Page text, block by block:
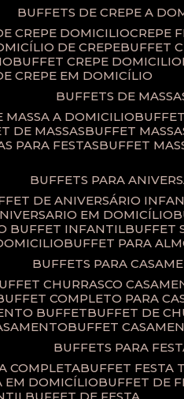
BUFFETS DE CREPE A
CREPE DOMICILIO
DE CREPE BUFFET
BUFFET CREPE DOMICILIO
CREPE EM DOMICÍLIO
BUFFETS DE
MASSA A DOMICILIO
DE MASSAS BUFFET
PARA FESTAS BUFFET
BUFFETS PARA
DE ANIVERSÁRIO
EM DOMICÍLIO
BUFFET INFANTIL
BUFFET PARA
BUFFETS PARA
BUFFET CHURRASCO
BUFFET COMPLETO PARA
BUFFET
BUFFET DE
BUFFET
BUFFETS PARA
COMPLETA BUFFET FESTA
EM DOMICÍLIO BUFFET DE